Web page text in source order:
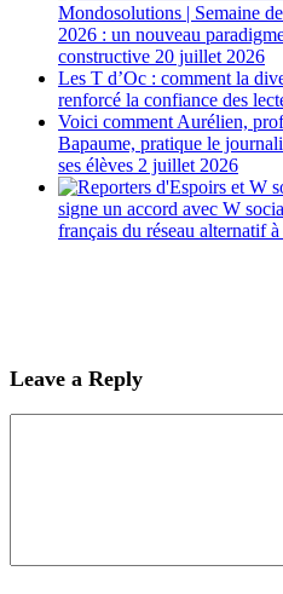
Mondosolutions | Semaine
2026 : un nouveau
constructive 20 juillet 2026
Les T d’Oc : comment la
renforcé la confiance des
Voici comment Aurélien,
Bapaume, pratique le
ses élèves 2 juillet 2026
signe un accord avec W
français du réseau alternatif
Leave a Reply